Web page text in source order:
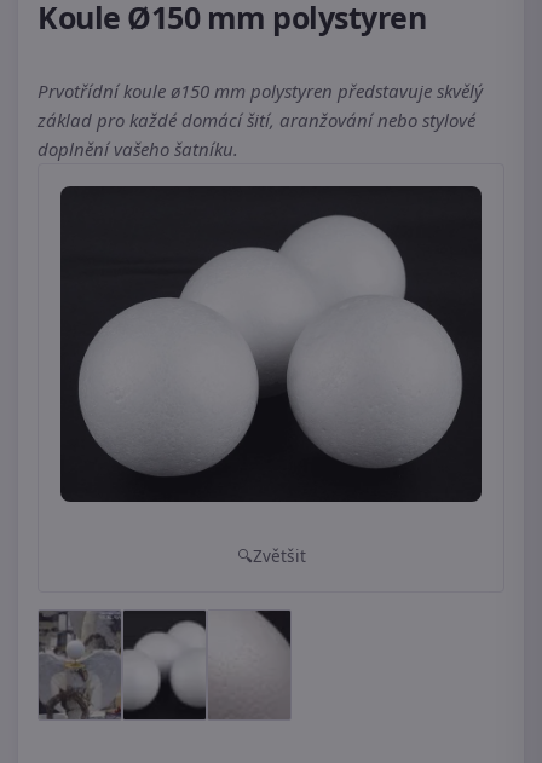
Koule Ø150 mm polystyren
Prvotřídní koule ø150 mm polystyren představuje skvělý
základ pro každé domácí šití, aranžování nebo stylové
doplnění vašeho šatníku.
Zvětšit